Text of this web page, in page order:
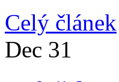
Celý článek
Dec 31